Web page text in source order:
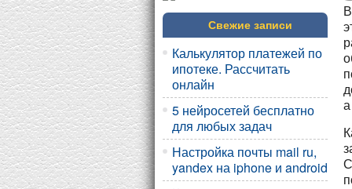
Свежие записи
Калькулятор платежей по
ипотеке. Рассчитать
онлайн
5 нейросетей бесплатно
для любых задач
Настройка почты mail ru,
yandex на iphone и android